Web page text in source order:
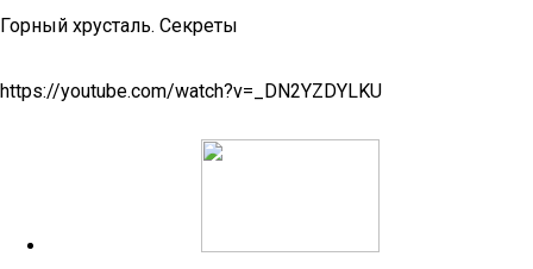
Горный хрусталь. Секреты
https://youtube.com/watch?v=_DN2YZDYLKU